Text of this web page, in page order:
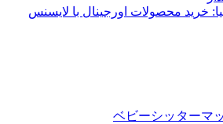
خرید محصولات اورجینال با لایسنس
ベビーシッターマ